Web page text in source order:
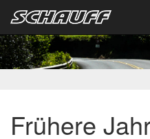
Frühere